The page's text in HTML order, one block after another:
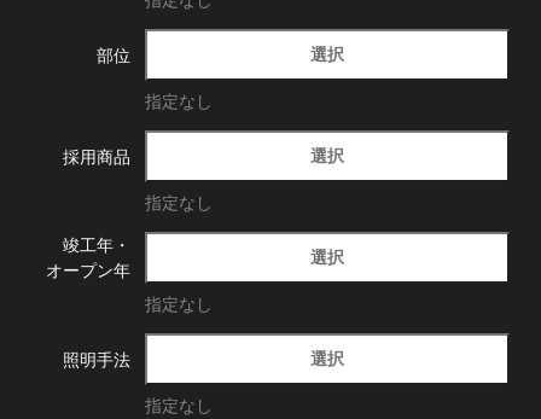
部位 選択
指定なし
採用商品 選択
指定なし
竣工年・
オープン年
選択
指定なし
照明手法 選択
指定なし